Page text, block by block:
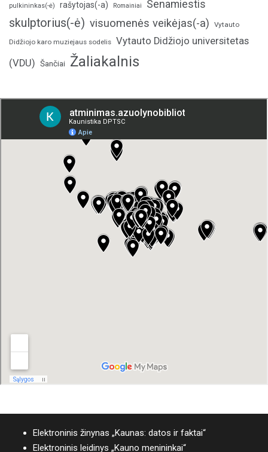
pulkininkas(-ė) rašytojas(-a) Romainiai Senamiestis
skulptorius(-ė) visuomenės veikėjas(-a) Vytauto
Didžiojo karo muziejaus sodelis Vytauto Didžiojo universitetas
(VDU) Šančiai Žaliakalnis
Elektroninis žinynas „Kaunas: datos ir faktai“
Elektroninis leidinys „Kauno menininkai“